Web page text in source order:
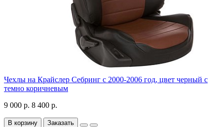
Чехлы на Крайслер Себринг с 2000-2006 год, цвет черный с
темно коричневым
9 000 р. 8 400 р.
В корзину Заказать